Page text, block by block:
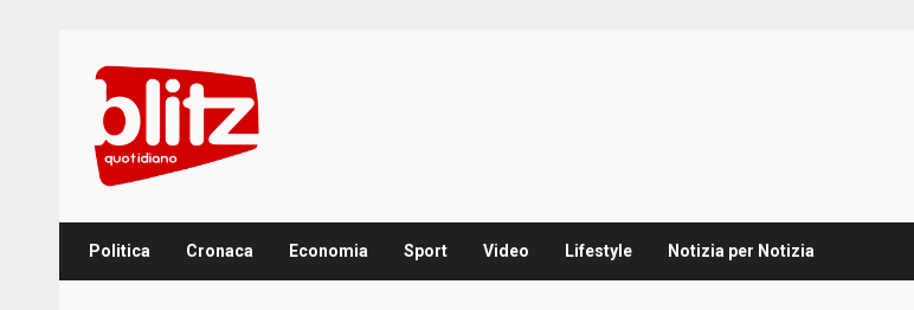
content
Politica Cronaca Economia Sport Video Lifestyle Notizia per Notizia